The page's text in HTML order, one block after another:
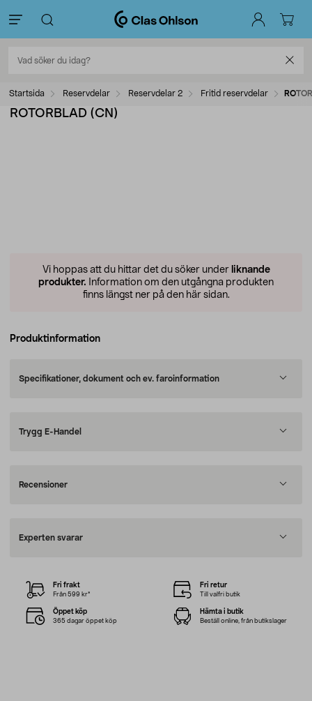
Startsida Reservdelar Reservdelar 2 Fritid reservdelar
ROTORBLAD (CN)
Vi hoppas att du hittar det du söker under liknande
produkter. Information om den utgångna produkten
finns längst ner på den här sidan.
Produktinformation
Specifikationer, dokument och ev. faroinformation
Trygg E-Handel
Recensioner
Experten svarar
Fri frakt
Från 599 kr*
Fri retur
Till valfri butik
Öppet köp
365 dagar öppet köp
Hämta i butik
Beställ online, från butikslager